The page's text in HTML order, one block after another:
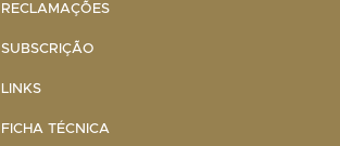
RECLAMAÇÕES
SUBSCRIÇÃO
LINKS
FICHA TÉCNICA